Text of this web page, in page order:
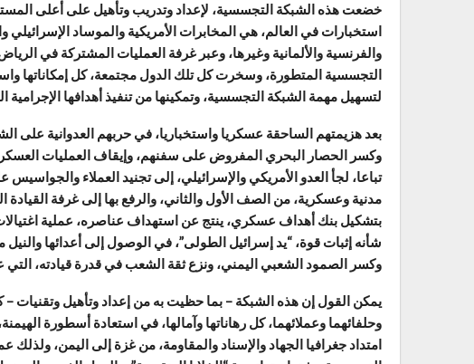
خضعت هذه الشبكة التجسسية، لإعداد وتدريب وتأهيل على أعلى
استخبارات في العالم، هي المخابرات الأمريكية والموساد الإسرائيلي
والفرنسية والألمانية وغيرها، وعبر غرفة العمليات المشتركة في
التجسسية المتطورة، وسخرت كل تلك الدول مجتمعة، كل إمكاناتها
لتسهيل مهمة الشبكة التجسسية، وتمكينها من تنفيذ أهدافها الإجرامية
بعد هزيمتهم الساحقة عسكريا واستخباريا، في حربهم العدوانية على
وكسر الحصار البحري المفروض على سفنهم، وإيقاف العمليات
تباعا، لجأ العدو الأمريكي والإسرائيلي، إلى تجنيد العملاء
مدنية وعسكرية، من الصف الأول والثاني، والرفع بها إلى غرفة
بتشكيل بنك أهداف عسكري، ينتج عن استهداف عناصره، عملية
شأنه إثبات قوة، “يد إسرائيل الطولى”، في الوصول إلى أعدائها
وكسر الصمود الشعبي اليمني، ونزع ثقة الشعب في قدرة قيادته،
يمكن القول إن هذه الشبكة – بما حظيت به من إعداد وتأهيل وتقنيات –
وحلفائهما وعملائهما، كل رهاناتها وآمالها، في استعادة أسطورة
امتداد جغرافيا الجهاد والإسناد والمقاومة، من غزة إلى اليمن،